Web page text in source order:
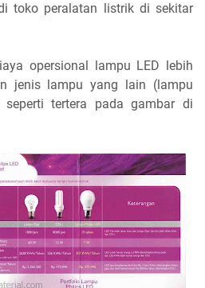
toko peralatan listrik di sekitar
opersional lampu LED lebih
jenis lampu yang lain (lampu
tertera pada gambar di